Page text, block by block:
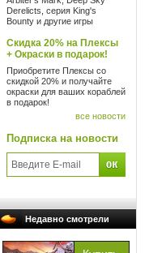
Derelicts, серия King's
Bounty и другие игры
Скидка 20% на Плексы
+ Окраски в подарок!
Приобретите Плексы со
скидкой 20% и получайте
окраски для ваших кораблей
в подарок!
все новости
Подписка на новости
Недавно смотрели